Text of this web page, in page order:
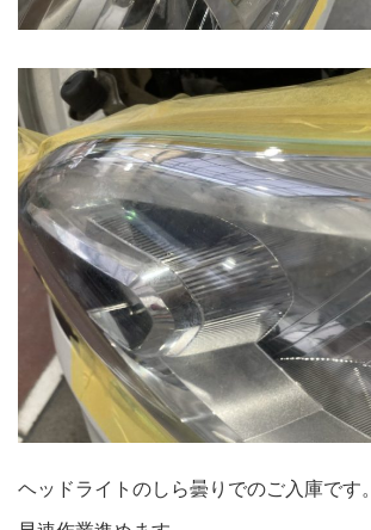
ヘッドライトのしら曇りでのご入庫です。